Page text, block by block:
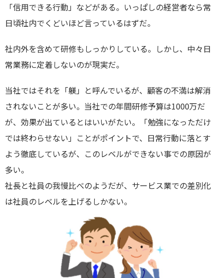
「信用できる行動」などがある。いっぱしの経営者なら常
日頃社内でくどいほど言っているはずだ。
社内外を含めて研修もしっかりしている。しかし、中々日
常業務に定着しないのが現実だ。
当社ではそれを「躾」と呼んでいるが、顧客の不満は解消
されないことが多い。当社での年間研修予算は1000万だ
が、効果が出ているとはいいがたい。「勉強になっただけ
では終わらせない」ことがポイントで、日常行動に落とす
よう徹底しているが、このレベルができない事での原因が
多い。
社長と社員の我慢比べのようだが、サービス業での差別化
は社員のレベルを上げるしかない。